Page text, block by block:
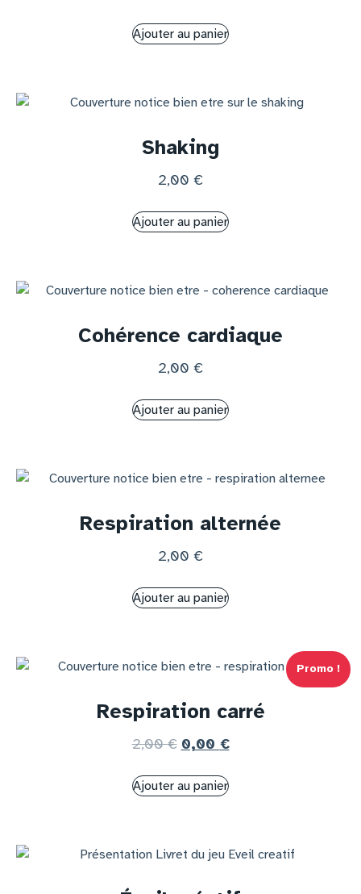
Ajouter au panier
Shaking
2,00 €
Ajouter au panier
Cohérence cardiaque
2,00 €
Ajouter au panier
Respiration alternée
2,00 €
Ajouter au panier
Promo !
Respiration carré
2,00€ 0,00 €
Ajouter au panier